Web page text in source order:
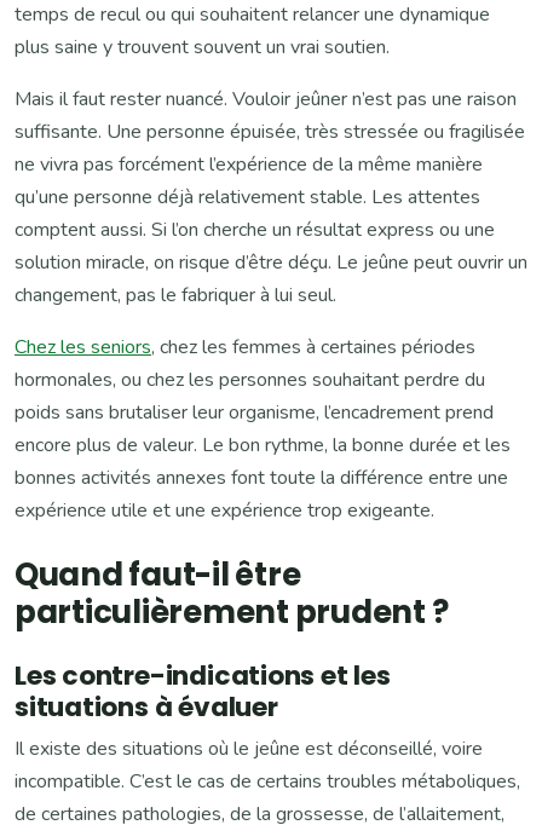
temps de recul ou qui souhaitent relancer une dynamique
plus saine y trouvent souvent un vrai soutien.
Mais il faut rester nuancé. Vouloir jeûner n’est pas une raison
suffisante. Une personne épuisée, très stressée ou fragilisée
ne vivra pas forcément l’expérience de la même manière
qu’une personne déjà relativement stable. Les attentes
comptent aussi. Si l’on cherche un résultat express ou une
solution miracle, on risque d’être déçu. Le jeûne peut ouvrir un
changement, pas le fabriquer à lui seul.
Chez les seniors, chez les femmes à certaines périodes
hormonales, ou chez les personnes souhaitant perdre du
poids sans brutaliser leur organisme, l’encadrement prend
encore plus de valeur. Le bon rythme, la bonne durée et les
bonnes activités annexes font toute la différence entre une
expérience utile et une expérience trop exigeante.
Quand faut-il être
particulièrement prudent ?
Les contre-indications et les
situations à évaluer
Il existe des situations où le jeûne est déconseillé, voire
incompatible. C’est le cas de certains troubles métaboliques,
de certaines pathologies, de la grossesse, de l’allaitement,